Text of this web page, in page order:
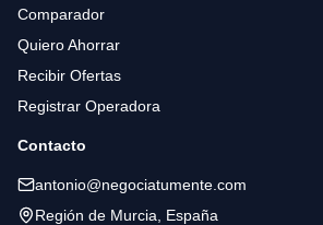
Comparador
Quiero Ahorrar
Recibir Ofertas
Registrar Operadora
Contacto
antonio@negociatumente.com
Región de Murcia, España